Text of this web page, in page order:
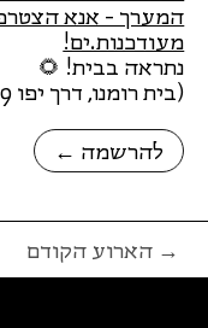
← להרשמה
המערך - אנא
מעודכנות.ים!
נתראה בבית! 🌻
(בית רומנו, דרך יפו 9, תל-אביב-יפו)
הארוע הקודם →